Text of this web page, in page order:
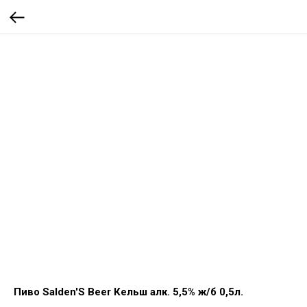
Пиво Salden'S Beer Кельш алк. 5,5% ж/б 0,5л.